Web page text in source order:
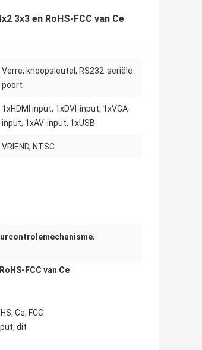
3x3 en RoHS-FCC van Ce
Verre, knoopsleutel, RS232-seriële
poort
1xHDMI input, 1xDVI-input, 1xVGA-
input, 1xAV-input, 1xUSB
VRIEND, NTSC
,
FCC van Ce
Ce, FCC
dit